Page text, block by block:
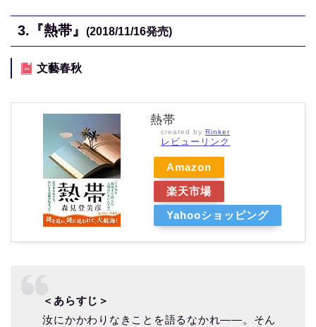
3. 『熱帯』 (2018/11/16発売)
文藝春秋
熱帯
created by Rinker
レビューリンク
Amazon
楽天市場
Yahooショッピング
＜あらすじ＞
汝にかかわりなきことを語るなかれ――。そん